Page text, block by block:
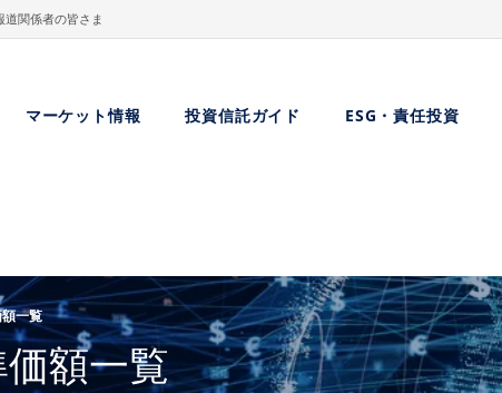
道関係者の皆さま
マーケット情報 投資信託ガイド ESG・責任投資
一覧
額一覧